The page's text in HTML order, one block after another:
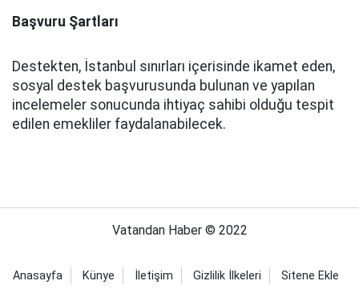
Başvuru Şartları
Destekten, İstanbul sınırları içerisinde ikamet eden,
sosyal destek başvurusunda bulunan ve yapılan
incelemeler sonucunda ihtiyaç sahibi olduğu tespit
edilen emekliler faydalanabilecek.
Vatandan Haber © 2022
Anasayfa Künye İletişim Gizlilik İlkeleri Sitene Ekle